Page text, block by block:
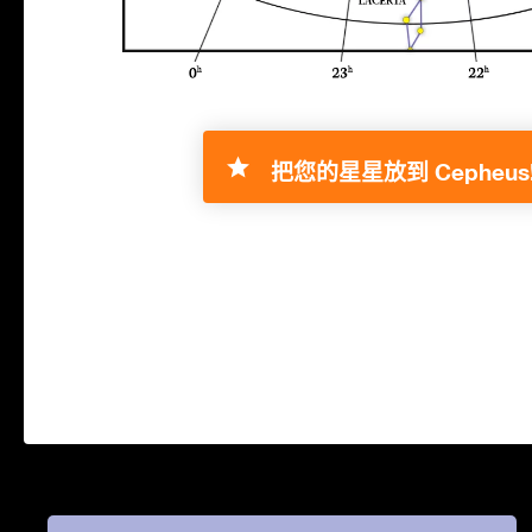
把您的星星放到